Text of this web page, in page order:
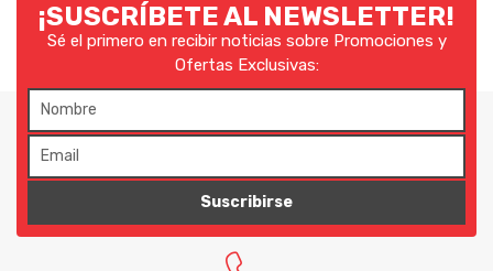
¡SUSCRÍBETE AL NEWSLETTER!
Sé el primero en recibir noticias sobre Promociones y
Ofertas Exclusivas:
Suscribirse